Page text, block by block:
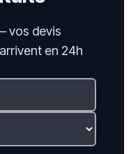
vos devis
en 24h